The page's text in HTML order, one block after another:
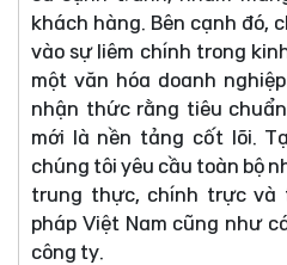
khách hàng. Bên cạnh đó,
vào sự liêm chính trong
một văn hóa doanh
nhận thức rằng tiêu
mới là nền tảng cốt lõi.
chúng tôi yêu cầu toàn bộ
trung thực, chính trực
pháp Việt Nam cũng như
công ty.